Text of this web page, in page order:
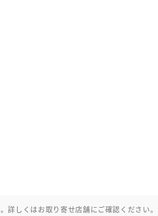
詳しくはお取り寄せ店舗にご確認ください。